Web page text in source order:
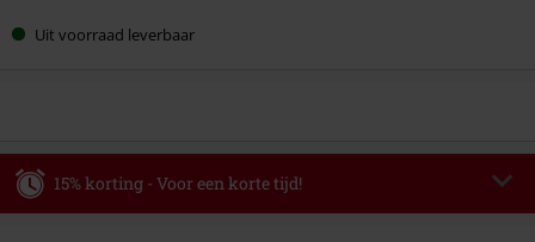
Uit voorraad leverbaar
15% korting - Voor een korte tijd!